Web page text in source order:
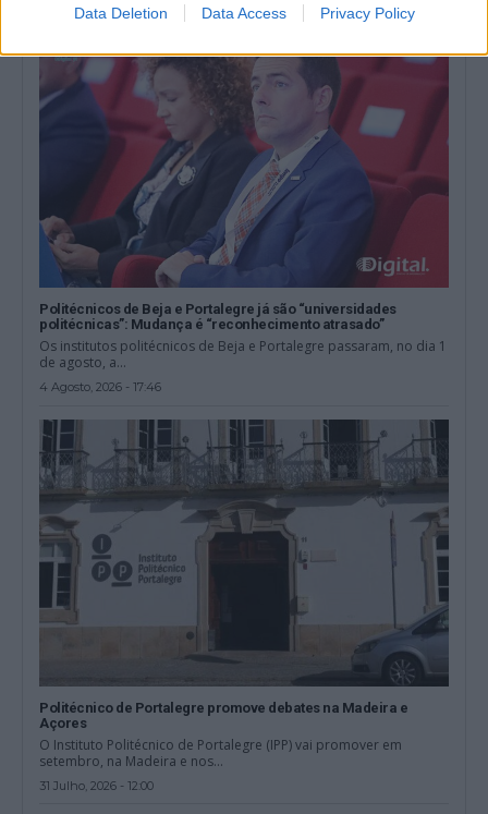
Data Deletion Data Access Privacy Policy
Politécnicos de Beja e Portalegre já são “universidades
politécnicas”: Mudança é “reconhecimento atrasado”
Os institutos politécnicos de Beja e Portalegre passaram, no dia 1
de agosto, a...
4 Agosto, 2026 - 17:46
Politécnico de Portalegre promove debates na Madeira e
Açores
O Instituto Politécnico de Portalegre (IPP) vai promover em
setembro, na Madeira e nos...
31 Julho, 2026 - 12:00